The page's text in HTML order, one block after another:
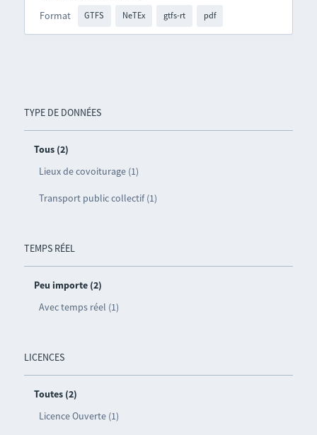
TYPE DE DONNÉES
Tous (2)
Lieux de covoiturage (1)
Transport public collectif (1)
TEMPS RÉEL
Peu importe (2)
Avec temps réel (1)
LICENCES
Toutes (2)
Licence Ouverte (1)
Format GTFS NeTEx gtfs-rt pdf